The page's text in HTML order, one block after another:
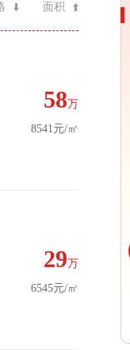
面积
58万
8541元/㎡
29万
6545元/㎡